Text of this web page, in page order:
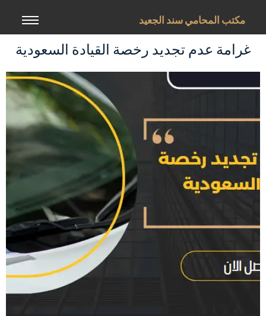
مكتب المحامي سند الجعيد
غرامة عدم تجديد رخصة القيادة السعودية